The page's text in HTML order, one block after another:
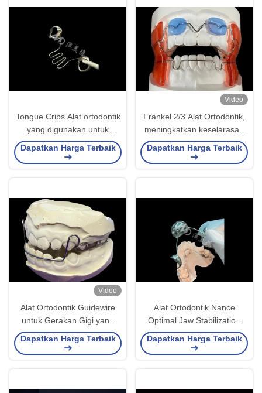
Tongue Cribs Alat ortodontik
yang digunakan untuk
mengatasi masalah
dorongan lidah dan bantuan
Dapatkan Harga Terbaik
Video
Frankel 2/3 Alat Ortodontik,
meningkatkan keselarasan
rahang pada anak-anak
yang sedang tumbuh
Dapatkan Harga Terbaik
Video
Alat Ortodontik Guidewire
untuk Gerakan Gigi yang
Tepat dan Perataan
Dapatkan Harga Terbaik
Alat Ortodontik Nance
Optimal Jaw Stabilization
dan Space Maintenance
Solusi
Dapatkan Harga Terbaik